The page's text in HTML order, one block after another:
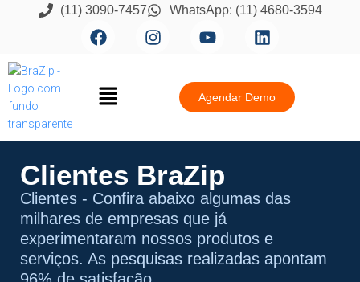
(11) 3090-7457 WhatsApp: (11) 4680-3594
Agendar Demo
Clientes BraZip
Clientes - Confira abaixo algumas das
milhares de empresas que já
experimentaram nossos produtos e
serviços. As pesquisas realizadas apontam